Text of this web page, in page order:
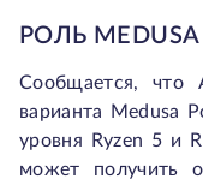
РОЛЬ
Сообщается, что
варианта Medusa
уровня Ryzen 5 и
может получить